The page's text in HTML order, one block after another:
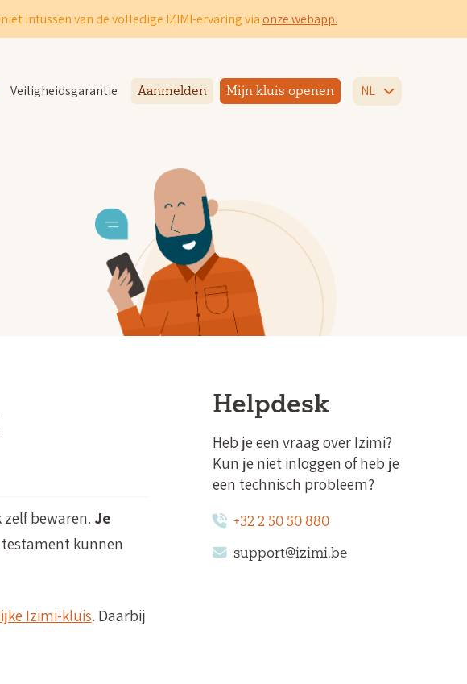
intussen van de volledige IZIMI-ervaring via onze webapp.
Veiligheidsgarantie Aanmelden Mijn kluis openen NL
bewaren. Je
kunnen
Izimi-kluis. Daarbij
Helpdesk
Heb je een vraag over Izimi?
Kun je niet inloggen of heb je
een technisch probleem?
+32 2 50 50 880
support@izimi.be